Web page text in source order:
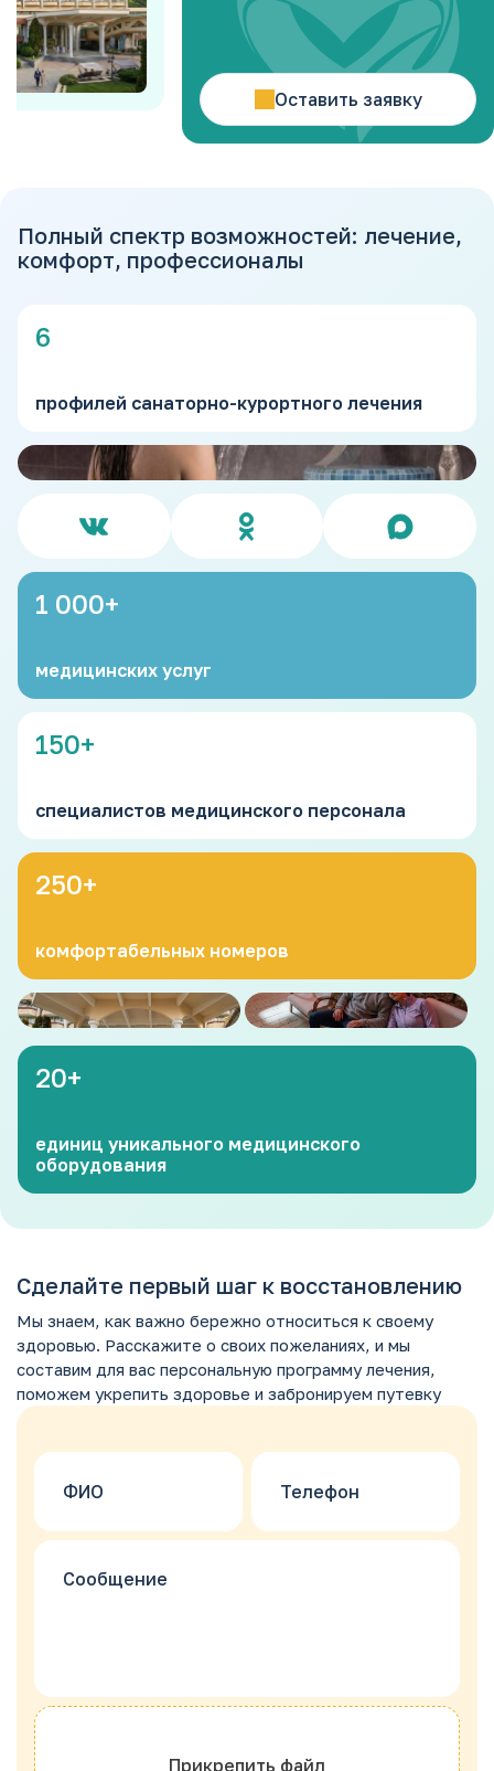
Оставить заявку
Полный спектр возможностей: лечение,
комфорт, профессионалы
6
профилей санаторно-курортного лечения
1 000+
медицинских услуг
150+
специалистов медицинского персонала
250+
комфортабельных номеров
20+
единиц уникального медицинского
оборудования
Сделайте первый шаг к восстановлению
Мы знаем, как важно бережно относиться к своему
здоровью. Расскажите о своих пожеланиях, и мы
составим для вас персональную программу лечения,
поможем укрепить здоровье и забронируем путевку
Прикрепить файл